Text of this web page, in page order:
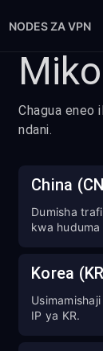
NODES ZA VPN
Chagua eneo
ndani.
China
Dumisha
kwa
Korea
IP ya KR.